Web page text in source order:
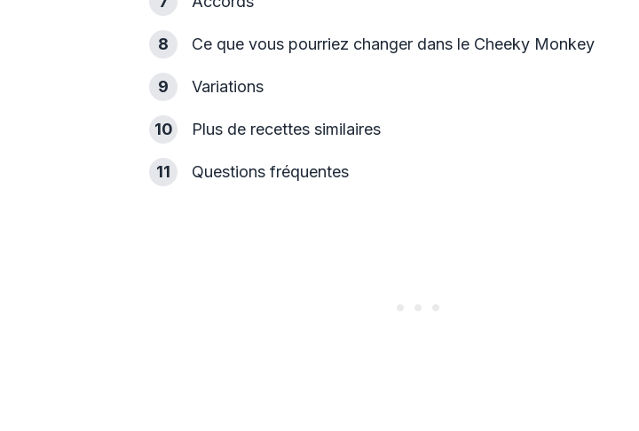
8 Ce que vous pourriez changer dans le Cheeky Monkey
9 Variations
10 Plus de recettes similaires
11 Questions fréquentes